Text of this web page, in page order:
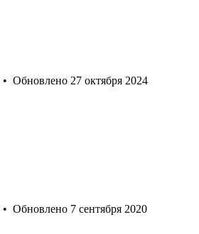
• Обновлено 27 октября 2024
• Обновлено 7 сентября 2020